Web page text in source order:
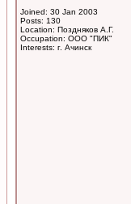
Joined: 30 Jan 2003
Posts: 130
Location: Поздняков А.Г.
Occupation: ООО "ПИК"
Interests: г. Ачинск